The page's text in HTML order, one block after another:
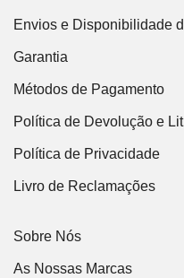
Envios e Disponibilidade
Garantia
Métodos de Pagamento
Política de Devolução e
Política de Privacidade
Livro de Reclamações
Sobre Nós
As Nossas Marcas